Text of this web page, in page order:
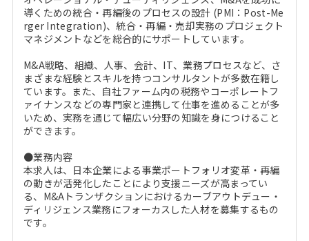
導くための統合・再編後のプロセスの設計 (PMI：Post-Me
rger Integration)、統合・再編・売却実務のプロジェクト
マネジメントなどを総合的にサポートしています。
M&A戦略、組織、人事、会計、IT、業務プロセスなど、さ
まざまな経験とスキルを持つコンサルタントが多数在籍し
ています。また、自社ファーム内の税務やコーポレートフ
ァイナンスなどの専門家と連携して仕事を進めることが多
いため、実務を通じて幅広い分野の知識を身につけること
ができます。
●業務内容
本求人は、日本企業による事業ポートフォリオ変革・再編
の動きが活発化したことにより支援ニーズが高まってい
る、M&Aトランザクションにおけるカーブアウトデュー・
ディリジェンス業務にフォーカスした人材を募集するもの
です。